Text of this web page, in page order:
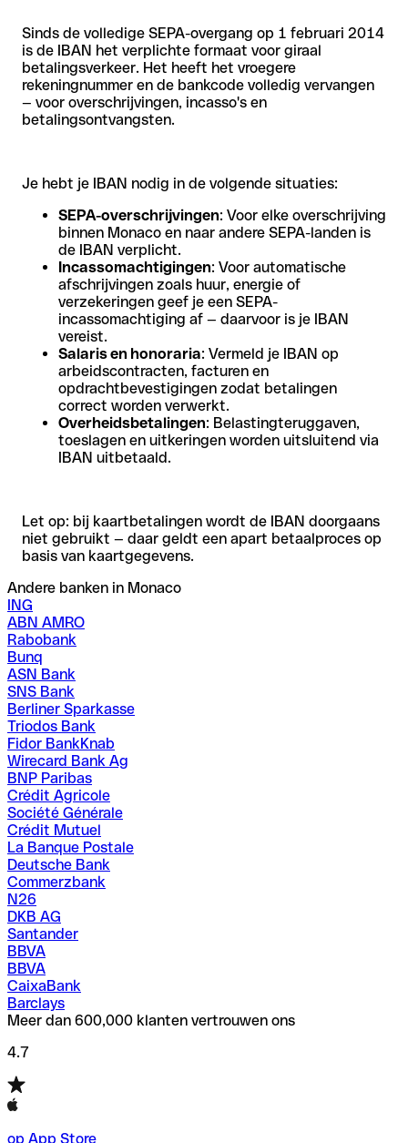
Sinds de volledige SEPA-overgang op 1 februari 2014
is de IBAN het verplichte formaat voor giraal
betalingsverkeer. Het heeft het vroegere
rekeningnummer en de bankcode volledig vervangen
— voor overschrijvingen, incasso's en
betalingsontvangsten.
Je hebt je IBAN nodig in de volgende situaties:
SEPA-overschrijvingen: Voor elke overschrijving
binnen Monaco en naar andere SEPA-landen is
de IBAN verplicht.
Incassomachtigingen: Voor automatische
afschrijvingen zoals huur, energie of
verzekeringen geef je een SEPA-
incassomachtiging af — daarvoor is je IBAN
vereist.
Salaris en honoraria: Vermeld je IBAN op
arbeidscontracten, facturen en
opdrachtbevestigingen zodat betalingen
correct worden verwerkt.
Overheidsbetalingen: Belastingteruggaven,
toeslagen en uitkeringen worden uitsluitend via
IBAN uitbetaald.
Let op: bij kaartbetalingen wordt de IBAN doorgaans
niet gebruikt — daar geldt een apart betaalproces op
basis van kaartgegevens.
Andere banken in Monaco
ING
ABN AMRO
Rabobank
Bunq
ASN Bank
SNS Bank
Berliner Sparkasse
Triodos Bank
Fidor BankKnab
Wirecard Bank Ag
BNP Paribas
Crédit Agricole
Société Générale
Crédit Mutuel
La Banque Postale
Deutsche Bank
Commerzbank
N26
DKB AG
Santander
BBVA
BBVA
CaixaBank
Barclays
Meer dan 600,000 klanten vertrouwen ons
4.7
op App Store